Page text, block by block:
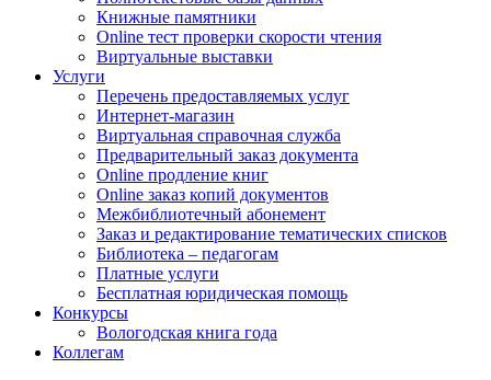
Книжные памятники
Online тест проверки скорости чтения
Виртуальные выставки
Услуги
Перечень предоставляемых услуг
Интернет-магазин
Виртуальная справочная служба
Предварительный заказ документа
Online продление книг
Online заказ копий документов
Межбиблиотечный абонемент
Заказ и редактирование тематических списков
Библиотека – педагогам
Платные услуги
Бесплатная юридическая помощь
Конкурсы
Вологодская книга года
Коллегам